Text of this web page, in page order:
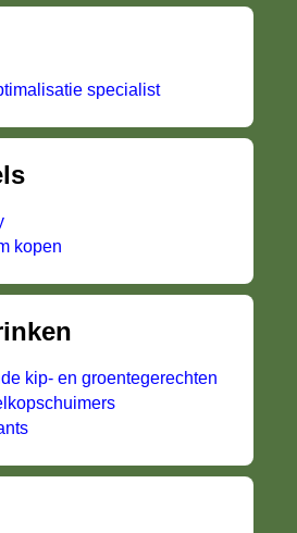
specialist
kopen
kip- en groentegerechten